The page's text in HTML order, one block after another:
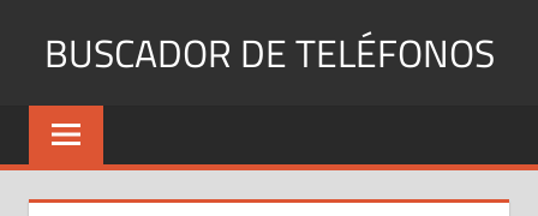
BUSCADOR DE TELÉFONOS
Identifica
Números
y